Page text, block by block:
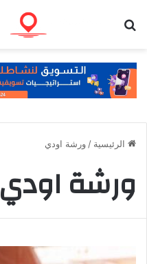
الرئيسية / ورشة اودي
ورشة اودي